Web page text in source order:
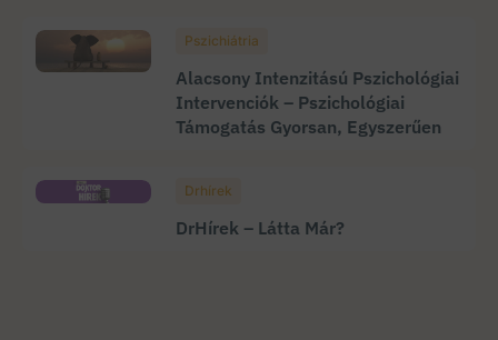
Pszichiátria
Alacsony Intenzitású Pszichológiai
Intervenciók – Pszichológiai
Támogatás Gyorsan, Egyszerűen
Drhírek
DrHírek – Látta Már?